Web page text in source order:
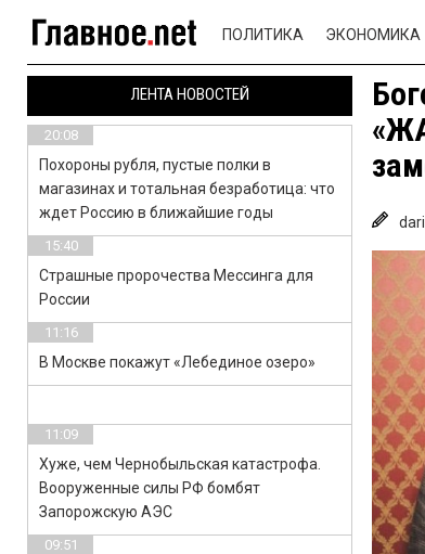
ПОЛИТИКА ЭКОНОМИКА
ЛЕНТА НОВОСТЕЙ
20:08
Похороны рубля, пустые полки в
магазинах и тотальная безработица: что
ждет Россию в ближайшие годы
15:40
Страшные пророчества Мессинга для
России
11:16
В Москве покажут «Лебединое озеро»
11:09
Хуже, чем Чернобыльская катастрофа.
Вооруженные силы РФ бомбят
Запорожскую АЭС
09:51